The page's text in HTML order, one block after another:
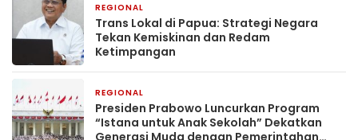
REGIONAL
Trans Lokal di Papua: Strategi Negara
Tekan Kemiskinan dan Redam
Ketimpangan
REGIONAL
Presiden Prabowo Luncurkan Program
“Istana untuk Anak Sekolah” Dekatkan
Generasi Muda dengan Pemerintahan